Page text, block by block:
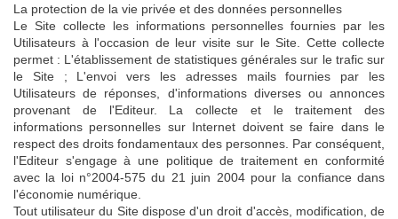
La protection de la vie privée et des données personnelles
Le Site collecte les informations personnelles fournies par les
Utilisateurs à l'occasion de leur visite sur le Site. Cette collecte
permet : L'établissement de statistiques générales sur le trafic sur
le Site ; L'envoi vers les adresses mails fournies par les
Utilisateurs de réponses, d'informations diverses ou annonces
provenant de l'Editeur. La collecte et le traitement des
informations personnelles sur Internet doivent se faire dans le
respect des droits fondamentaux des personnes. Par conséquent,
l'Editeur s'engage à une politique de traitement en conformité
avec la loi n°2004-575 du 21 juin 2004 pour la confiance dans
l'économie numérique.
Tout utilisateur du Site dispose d'un droit d'accès, modification, de